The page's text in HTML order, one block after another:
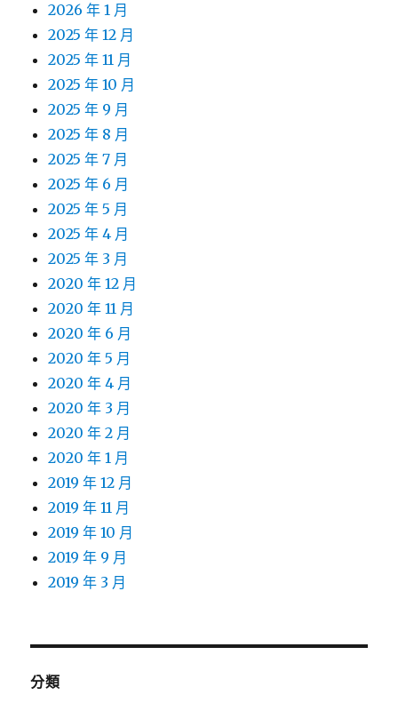
2026 年 1 月
2025 年 12 月
2025 年 11 月
2025 年 10 月
2025 年 9 月
2025 年 8 月
2025 年 7 月
2025 年 6 月
2025 年 5 月
2025 年 4 月
2025 年 3 月
2020 年 12 月
2020 年 11 月
2020 年 6 月
2020 年 5 月
2020 年 4 月
2020 年 3 月
2020 年 2 月
2020 年 1 月
2019 年 12 月
2019 年 11 月
2019 年 10 月
2019 年 9 月
2019 年 3 月
分類